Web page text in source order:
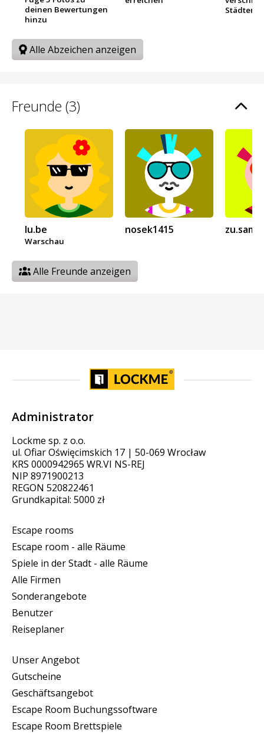
deinen Bewertungen
hinzu
Städten
Alle Abzeichen anzeigen
Freunde (3)
lu.be
Warschau
nosek1415
Alle Freunde anzeigen
Administrator
Lockme sp. z o.o.
ul. Ofiar Oświęcimskich 17 | 50-069 Wrocław
KRS 0000942965 WR.VI NS-REJ
NIP 8971900213
REGON 520822461
Grundkapital: 5000 zł
Escape rooms
Escape room - alle Räume
Spiele in der Stadt - alle Räume
Alle Firmen
Sonderangebote
Benutzer
Reiseplaner
Unser Angebot
Gutscheine
Geschäftsangebot
Escape Room Buchungssoftware
Escape Room Brettspiele